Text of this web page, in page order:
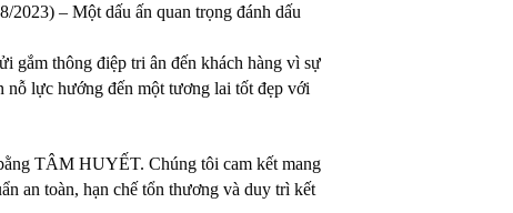
– Một dấu ấn quan trọng đánh dấu
gắm thông điệp tri ân đến khách hàng vì sự
nỗ lực hướng đến một tương lai tốt đẹp với
TÂM HUYẾT. Chúng tôi cam kết mang
an toàn, hạn chế tổn thương và duy trì kết